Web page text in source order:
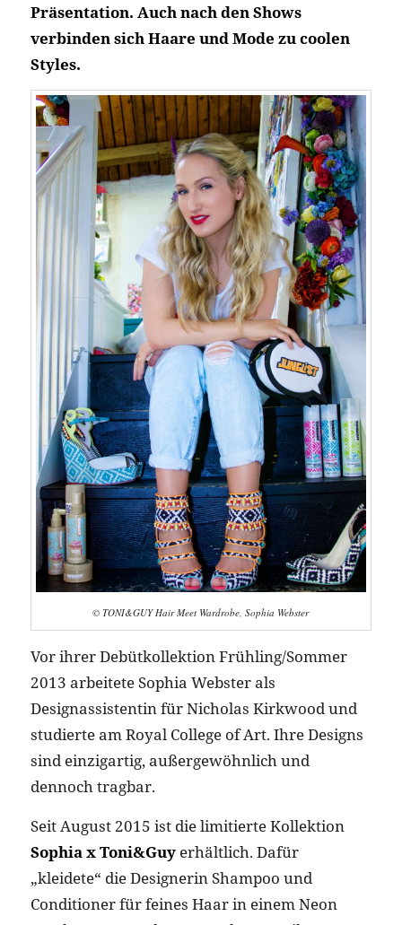
Präsentation. Auch nach den Shows
verbinden sich Haare und Mode zu coolen
Styles.
© TONI&GUY Hair Meet Wardrobe, Sophia Webster
Vor ihrer Debütkollektion Frühling/Sommer
2013 arbeitete Sophia Webster als
Designassistentin für Nicholas Kirkwood und
studierte am Royal College of Art. Ihre Designs
sind einzigartig, außergewöhnlich und
dennoch tragbar.
Seit August 2015 ist die limitierte Kollektion
Sophia x Toni&Guyerhältlich. Dafür
„kleidete“ die Designerin Shampoo und
Conditioner für feines Haar in einem Neon